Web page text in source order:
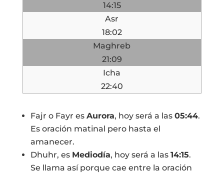
14:15
Asr
18:02
Maghreb
21:09
Icha
22:40
Fajr o Fayr es Aurora, hoy será a las 05:44.
Es oración matinal pero hasta el
amanecer.
Dhuhr, es Mediodía, hoy será a las 14:15.
Se llama así porque cae entre la oración